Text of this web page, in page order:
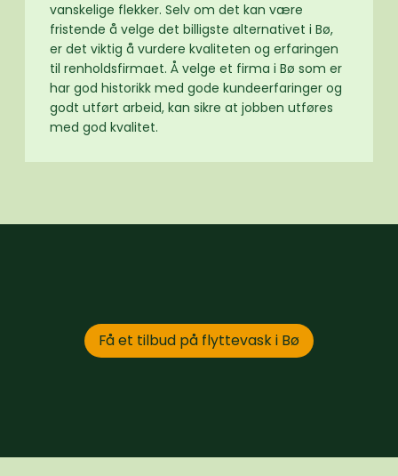
vanskelige flekker. Selv om det kan være
fristende å velge det billigste alternativet i Bø,
er det viktig å vurdere kvaliteten og erfaringen
til renholdsfirmaet. Å velge et firma i Bø som er
har god historikk med gode kundeerfaringer og
godt utført arbeid, kan sikre at jobben utføres
med god kvalitet.
Få et tilbud på flyttevask i Bø